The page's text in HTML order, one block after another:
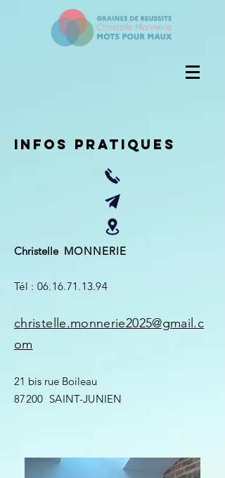
infos pratiques
Christelle M O N N E R I E
Tél : 06.16.71.13.94
christelle.monnerie2025@gmail.c
om
21 bis rue Boileau
87200 SAINT-JUNIEN